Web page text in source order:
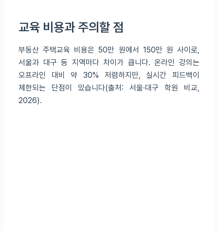
교육 비용과 주의할 점
부동산 주택교육 비용은 50만 원에서 150만 원 사이로,
서울과 대구 등 지역마다 차이가 큽니다. 온라인 강의는
오프라인 대비 약 30% 저렴하지만, 실시간 피드백이
제한되는 단점이 있습니다(출처: 서울·대구 학원 비교,
2026).